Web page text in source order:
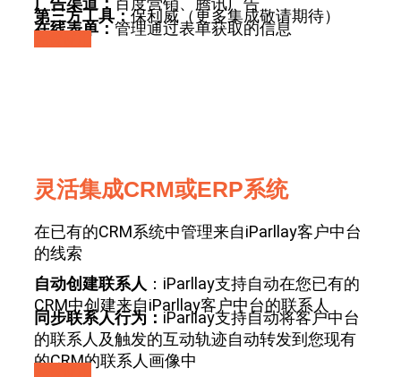
第三方工具：保利威（更多集成敬请期待）
在线表单：管理通过表单获取的信息
灵活集成CRM或ERP系统
在已有的CRM系统中管理来自iParllay客户中台
的线索
自动创建联系人 ：iParllay支持自动在您已有的
CRM中创建来自iParllay客户中台的联系人
同步联系人行为： iParllay支持自动将客户中台
的联系人及触发的互动轨迹自动转发到您现有
的CRM的联系人画像中